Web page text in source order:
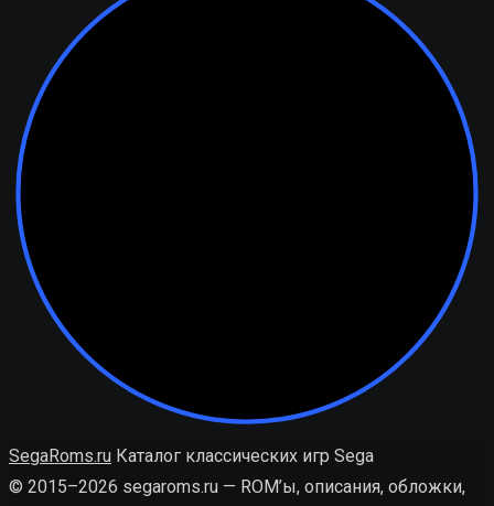
SegaRoms.ru Каталог классических игр Sega
© 2015–2026 segaroms.ru — ROM’ы, описания, обложки,